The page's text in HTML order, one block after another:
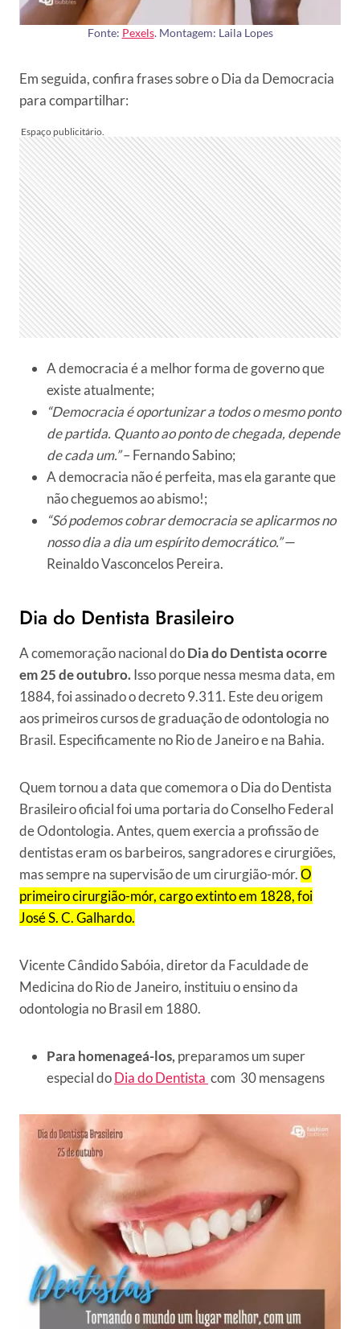
Fonte: Pexels. Montagem: Laila Lopes
Em seguida, confira frases sobre o Dia da Democracia
para compartilhar:
A democracia é a melhor forma de governo que
existe atualmente;
“Democracia é oportunizar a todos o mesmo ponto
de partida. Quanto ao ponto de chegada, depende
de cada um.”– Fernando Sabino;
A democracia não é perfeita, mas ela garante que
não cheguemos ao abismo!;
“Só podemos cobrar democracia se aplicarmos no
nosso dia a dia um espírito democrático.”—
Reinaldo Vasconcelos Pereira.
Dia do Dentista Brasileiro
A comemoração nacional doDia do Dentista ocorre
em 25 de outubro.Isso porque nessa mesma data, em
1884, foi assinado o decreto 9.311. Este deu origem
aos primeiros cursos de graduação de odontologia no
Brasil. Especificamente no Rio de Janeiro e na Bahia.
Quem tornou a data que comemora o Dia do Dentista
Brasileiro oficial foi uma portaria do Conselho Federal
de Odontologia. Antes, quem exercia a profissão de
dentistas eram os barbeiros, sangradores e cirurgiões,
mas sempre na supervisão de um cirurgião-mór.O
primeiro cirurgião-mór, cargo extinto em 1828, foi
José S. C. Galhardo.
Vicente Cândido Sabóia, diretor da Faculdade de
Medicina do Rio de Janeiro, instituiu o ensino da
odontologia no Brasil em 1880.
Para homenageá-los,preparamos um super
especial doDia do Dentista com 30 mensagens